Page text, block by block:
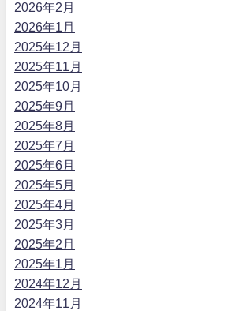
2026年2月
2026年1月
2025年12月
2025年11月
2025年10月
2025年9月
2025年8月
2025年7月
2025年6月
2025年5月
2025年4月
2025年3月
2025年2月
2025年1月
2024年12月
2024年11月